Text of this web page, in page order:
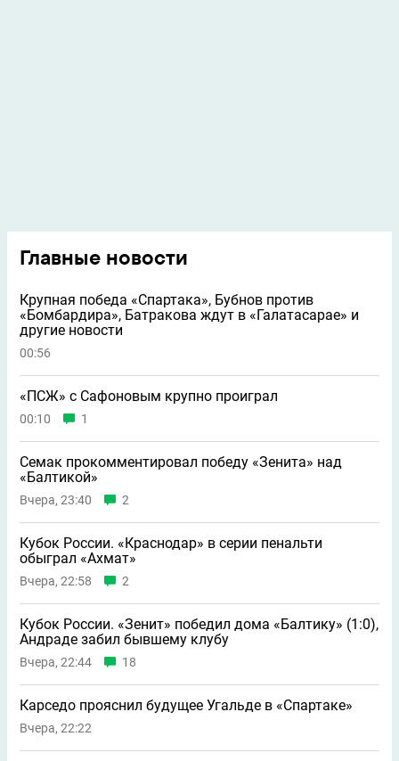
Главные новости
Крупная победа «Спартака», Бубнов против
«Бомбардира», Батракова ждут в «Галатасарае» и
другие новости
00:56
«ПСЖ» с Сафоновым крупно проиграл
00:10 1
Семак прокомментировал победу «Зенита» над
«Балтикой»
Вчера, 23:40 2
Кубок России. «Краснодар» в серии пенальти
обыграл «Ахмат»
Вчера, 22:58 2
Кубок России. «Зенит» победил дома «Балтику» (1:0),
Андраде забил бывшему клубу
Вчера, 22:44 18
Карседо прояснил будущее Угальде в «Спартаке»
Вчера, 22:22